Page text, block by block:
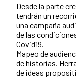
Desde la parte
tendrán un
una campaña
de las
Covid19.
Mapeo de
de historias.
de ideas